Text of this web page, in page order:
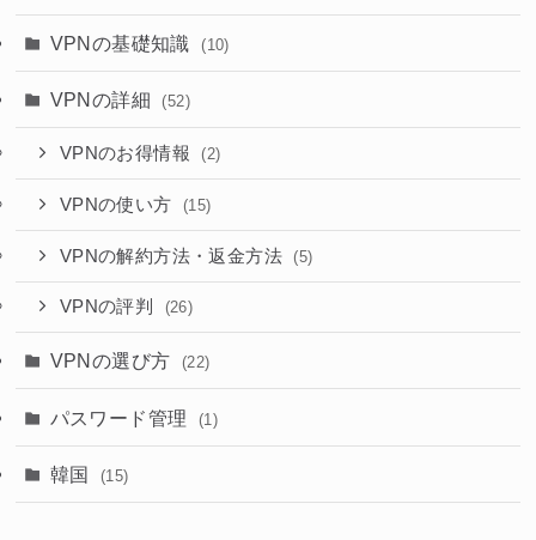
VPNの基礎知識 (10)
VPNの詳細 (52)
VPNのお得情報 (2)
VPNの使い方 (15)
VPNの解約方法・返金方法 (5)
VPNの評判 (26)
VPNの選び方 (22)
パスワード管理 (1)
韓国 (15)